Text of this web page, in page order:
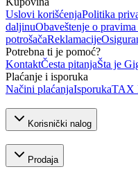
Uslovi korišćenjaPolitika
daljinuObaveštenje o
potrošačaReklamacije
Potrebna ti je pomoć?
KontaktČesta pitanjaŠta je
Plaćanje i isporuka
Načini plaćanjaIsporukaTAX
Korisnički nalog
Prodaja